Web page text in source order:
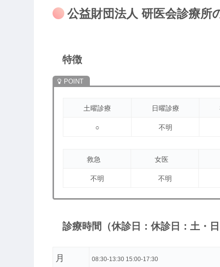
公益財団法人 研医会診療所
特徴
土曜診療 日曜診療
○ 不明
救急 女医
不明 不明
診療時間（休診日：休診日：土・
月 08:30-13:30 15:00-17:30